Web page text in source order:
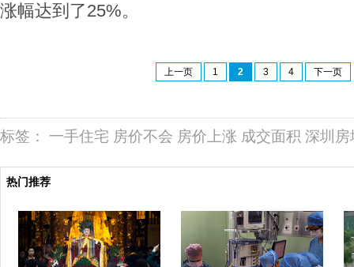
涨幅达到了25%。
上一页 1 2 3 4 下一页
标签： 一手住宅 房价不会 房价上涨 成交面积 深圳房
热门推荐